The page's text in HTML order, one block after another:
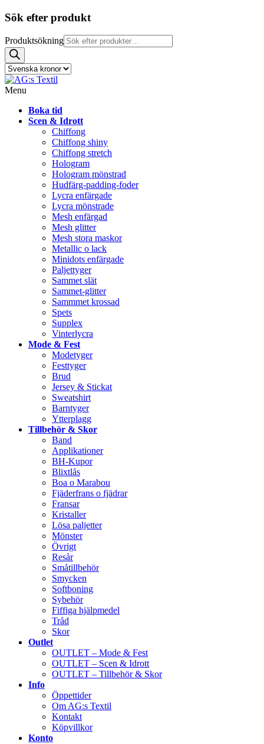
Sök efter produkt
Produktsökning
Menu
Boka tid
Scen & Idrott
Chiffong
Chiffong shiny
Chiffong stretch
Hologram
Hologram mönstrad
Hudfärg-padding-foder
Lycra enfärgade
Lycra mönstrade
Mesh enfärgad
Mesh glitter
Mesh stora maskor
Metallic o lack
Minidots enfärgade
Paljettyger
Sammet slät
Sammet-glitter
Sammmet krossad
Spets
Supplex
Vinterlycra
Mode & Fest
Modetyger
Festtyger
Brud
Jersey & Stickat
Sweatshirt
Barntyger
Ytterplagg
Tillbehör & Skor
Band
Applikationer
BH-Kupor
Blixtlås
Boa o Marabou
Fjäderfrans o fjädrar
Fransar
Kristaller
Lösa paljetter
Mönster
Övrigt
Resår
Småtillbehör
Smycken
Softboning
Sybehör
Fiffiga hjälpmedel
Tråd
Skor
Outlet
OUTLET – Mode & Fest
OUTLET – Scen & Idrott
OUTLET – Tillbehör & Skor
Info
Öppettider
Om AG:s Textil
Kontakt
Köpvillkor
Konto